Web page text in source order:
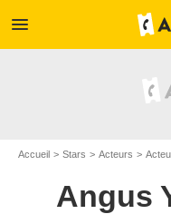
menu
Accueil Stars Acteurs
Angus